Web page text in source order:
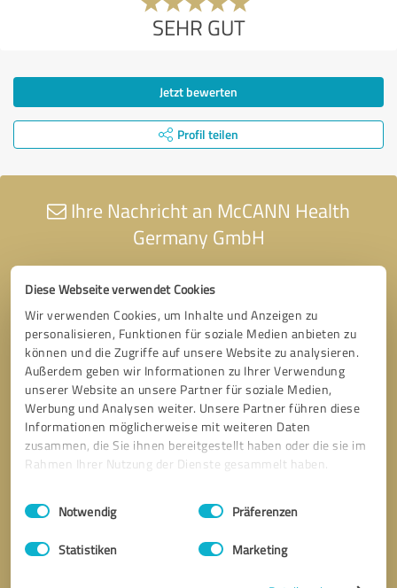
Diese Webseite verwendet Cookies
Wir verwenden Cookies, um Inhalte und Anzeigen zu
personalisieren, Funktionen für soziale Medien anbieten zu
können und die Zugriffe auf unsere Website zu analysieren.
Außerdem geben wir Informationen zu Ihrer Verwendung
unserer Website an unsere Partner für soziale Medien,
Werbung und Analysen weiter. Unsere Partner führen diese
Informationen möglicherweise mit weiteren Daten
zusammen, die Sie ihnen bereitgestellt haben oder die sie im
Rahmen Ihrer Nutzung der Dienste gesammelt haben.
Impressum Datenschutzbestimmungen
Einwilligungsauswahl
Notwendig Präferenzen
Statistiken Marketing
SEHR GUT
Jetzt bewerten
Profil teilen
Ihre Nachricht an McCANN Health
Germany GmbH